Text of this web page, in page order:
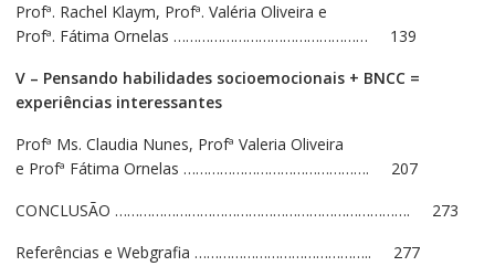
Profª. Rachel Klaym, Profª. Valéria Oliveira e
Profª. Fátima Ornelas ………………………………………… 139
V – Pensando habilidades socioemocionais + BNCC =
experiências interessantes
Profª Ms. Claudia Nunes, Profª Valeria Oliveira
e Profª Fátima Ornelas ………………………………………. 207
CONCLUSÃO ………………………………………………………………. 273
Referências e Webgrafia …………………………………….. 277